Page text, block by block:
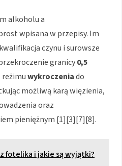
alkoholu a
wpisana w przepisy. Im
czynu i surowsze
granicy0,5
wykroczeniado
możliwą karą więzienia,
oraz
pieniężnym [1][3][7][8].
fotelika i jakie są wyjątki?